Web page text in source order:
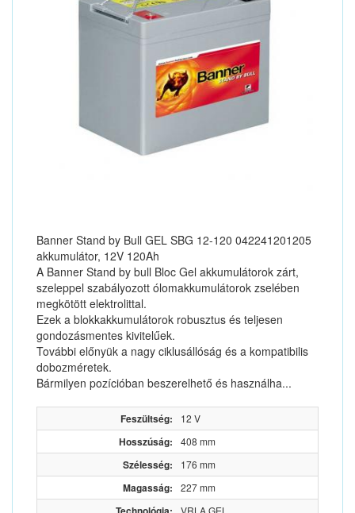
Banner Stand by Bull GEL SBG 12-120 042241201205
akkumulátor, 12V 120Ah
A Banner Stand by bull Bloc Gel akkumulátorok zárt,
szeleppel szabályozott ólomakkumulátorok zselében
megkötött elektrolittal.
Ezek a blokkakkumulátorok robusztus és teljesen
gondozásmentes kivitelűek.
További előnyük a nagy ciklusállóság és a kompatibilis
dobozméretek.
Bármilyen pozícióban beszerelhető és használha...
Feszültség: 12 V
Hosszúság: 408 mm
Szélesség: 176 mm
Magasság: 227 mm
VRLA GEL